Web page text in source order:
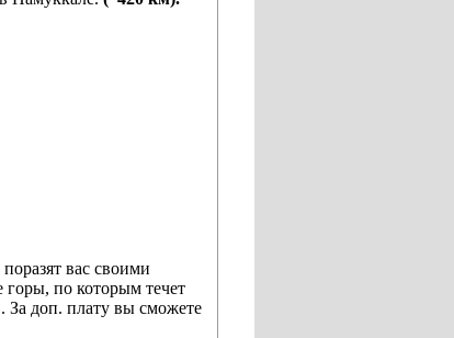
вас своими
по которым течет
За доп. плату вы сможете